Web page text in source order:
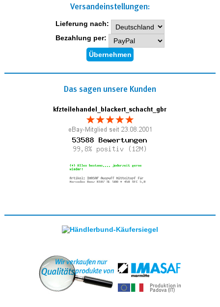
Versand­einstellungen:
Lieferung nach:
Bezahlung per:
Das sagen unsere Kunden